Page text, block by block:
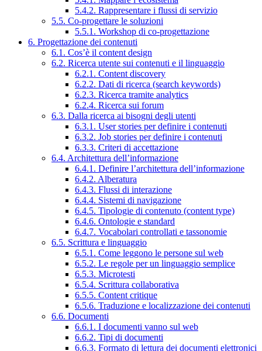
5.4.2. Rappresentare i flussi di servizio
5.5. Co-progettare le soluzioni
5.5.1. Workshop di co-progettazione
6. Progettazione dei contenuti
6.1. Cos’è il content design
6.2. Ricerca utente sui contenuti e il linguaggio
6.2.1. Content discovery
6.2.2. Dati di ricerca (search keywords)
6.2.3. Ricerca tramite analytics
6.2.4. Ricerca sui forum
6.3. Dalla ricerca ai bisogni degli utenti
6.3.1. User stories per definire i contenuti
6.3.2. Job stories per definire i contenuti
6.3.3. Criteri di accettazione
6.4. Architettura dell’informazione
6.4.1. Definire l’architettura dell’informazione
6.4.2. Alberatura
6.4.3. Flussi di interazione
6.4.4. Sistemi di navigazione
6.4.5. Tipologie di contenuto (content type)
6.4.6. Ontologie e standard
6.4.7. Vocabolari controllati e tassonomie
6.5. Scrittura e linguaggio
6.5.1. Come leggono le persone sul web
6.5.2. Le regole per un linguaggio semplice
6.5.3. Microtesti
6.5.4. Scrittura collaborativa
6.5.5. Content critique
6.5.6. Traduzione e localizzazione dei contenuti
6.6. Documenti
6.6.1. I documenti vanno sul web
6.6.2. Tipi di documenti
6.6.3. Formato di lettura dei documenti elettronici